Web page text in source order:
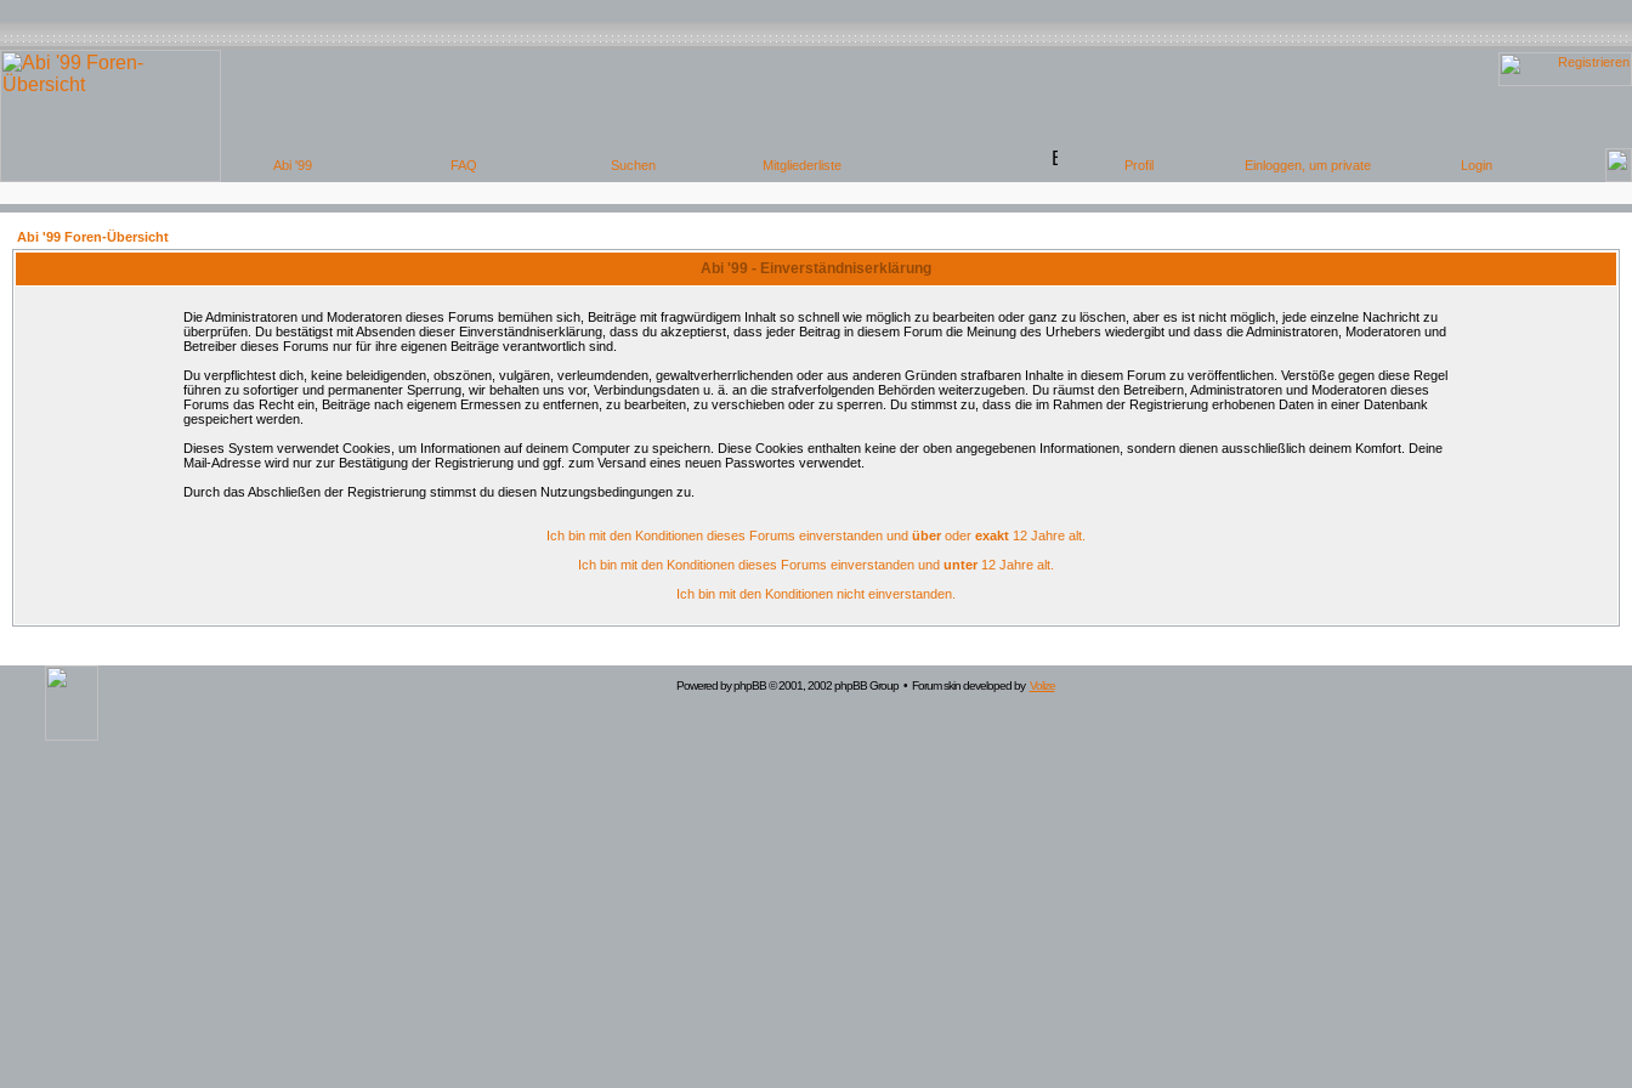
Abi '99 Foren-Übersicht
Abi '99 - Einverständniserklärung
Die Administratoren und Moderatoren dieses Forums bemühen sich, Beiträge mit fragwürdigem Inhalt so schnell wie möglich zu bearbeiten oder ganz zu löschen, aber es ist nicht möglich, jede einzelne Nachricht zu
überprüfen. Du bestätigst mit Absenden dieser Einverständniserklärung, dass du akzeptierst, dass jeder Beitrag in diesem Forum die Meinung des Urhebers wiedergibt und dass die Administratoren, Moderatoren und
Betreiber dieses Forums nur für ihre eigenen Beiträge verantwortlich sind.
Du verpflichtest dich, keine beleidigenden, obszönen, vulgären, verleumdenden, gewaltverherrlichenden oder aus anderen Gründen strafbaren Inhalte in diesem Forum zu veröffentlichen. Verstöße gegen diese Regel
führen zu sofortiger und permanenter Sperrung, wir behalten uns vor, Verbindungsdaten u. ä. an die strafverfolgenden Behörden weiterzugeben. Du räumst den Betreibern, Administratoren und Moderatoren dieses
Forums das Recht ein, Beiträge nach eigenem Ermessen zu entfernen, zu bearbeiten, zu verschieben oder zu sperren. Du stimmst zu, dass die im Rahmen der Registrierung erhobenen Daten in einer Datenbank
gespeichert werden.
Dieses System verwendet Cookies, um Informationen auf deinem Computer zu speichern. Diese Cookies enthalten keine der oben angegebenen Informationen, sondern dienen ausschließlich deinem Komfort. Deine
Mail-Adresse wird nur zur Bestätigung der Registrierung und ggf. zum Versand eines neuen Passwortes verwendet.
Durch das Abschließen der Registrierung stimmst du diesen Nutzungsbedingungen zu.
Ich bin mit den Konditionen dieses Forums einverstanden und überoder exakt 12 Jahre alt.
Ich bin mit den Konditionen dieses Forums einverstanden und unter12 Jahre alt.
Ich bin mit den Konditionen nicht einverstanden.
Powered byphpBB© 2001, 2002 phpBB Group • Forum skin developed by Volize